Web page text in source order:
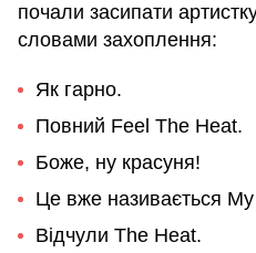
почали засипати
словами захоплення:
Як гарно.
Повний Feel The Heat.
Боже, ну красуня!
Це вже називається
Відчули The Heat.